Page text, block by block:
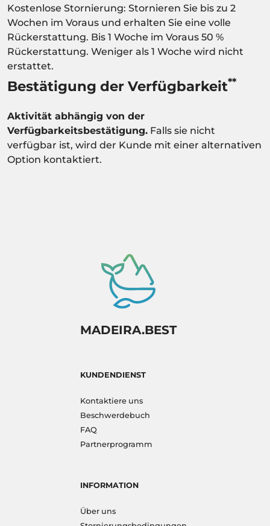
Kostenlose Stornierung: Stornieren Sie bis zu 2
Wochen im Voraus und erhalten Sie eine volle
Rückerstattung. Bis 1 Woche im Voraus 50 %
Rückerstattung. Weniger als 1 Woche wird nicht
erstattet.
Bestätigung der Verfügbarkeit**
Aktivität abhängig von der
Verfügbarkeitsbestätigung. Falls sie nicht
verfügbar ist, wird der Kunde mit einer alternativen
Option kontaktiert.
MADEIRA.BEST
KUNDENDIENST
Kontaktiere uns
Beschwerdebuch
FAQ
Partnerprogramm
INFORMATION
Über uns